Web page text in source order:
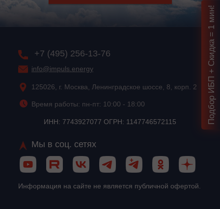
+7 (495) 256-13-76
info@impuls.energy
125026, г. Москва, Ленинградское шоссе, 8, корп. 2
Время работы: пн-пт: 10:00 - 18:00
ИНН: 7743927077 ОГРН: 1147746572115
Мы в соц. сетях
Информация на сайте не является публичной офертой.
Подбор ИБП + Скидка = 1 мин!